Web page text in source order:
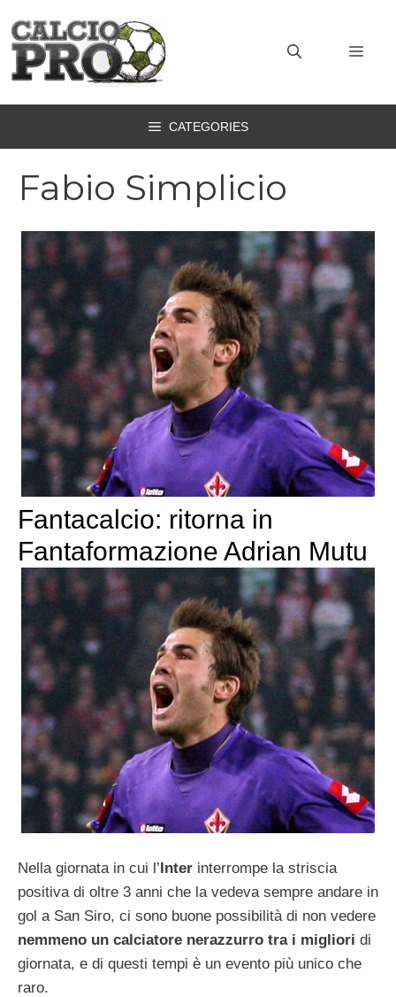
contenuto
CATEGORIES
Fabio Simplicio
Fantacalcio: ritorna in
Fantaformazione Adrian Mutu
Nella giornata in cui l’Inter interrompe la striscia
positiva di oltre 3 anni che la vedeva sempre andare in
gol a San Siro, ci sono buone possibilità di non vedere
nemmeno un calciatore nerazzurro tra i migliori di
giornata, e di questi tempi è un evento più unico che
raro.